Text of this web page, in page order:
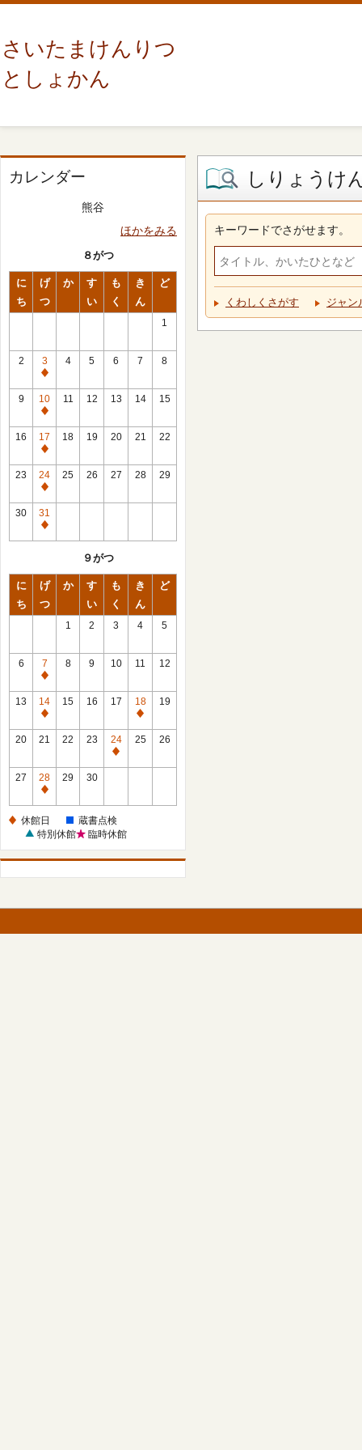
さいたまけんりつ
としょかん
カレンダー
熊谷
ほかをみる
８がつ
に
ち
げ
つ
か
す
い
も
く
き
ん
ど
1
2
3
休
館
日
4 5 6 7 8
9
10
休
館
日
11 12 13 14 15
16
17
休
館
日
18 19 20 21 22
23
24
休
館
日
25 26 27 28 29
30
31
休
９がつ
に
ち
げ
つ
か
す
い
も
く
き
ん
ど
1 2 3 4 5
6
7
休
館
日
8 9 10 11 12
13
14
休
館
15 16 17
18
休
館
19
20 21 22 23
24
休
25 26
27
28
休
日
29 30
休館日
蔵書点検
特別休館
臨時休館
しりょうけ
キーワードでさがせます。
くわしくさがす ジャン